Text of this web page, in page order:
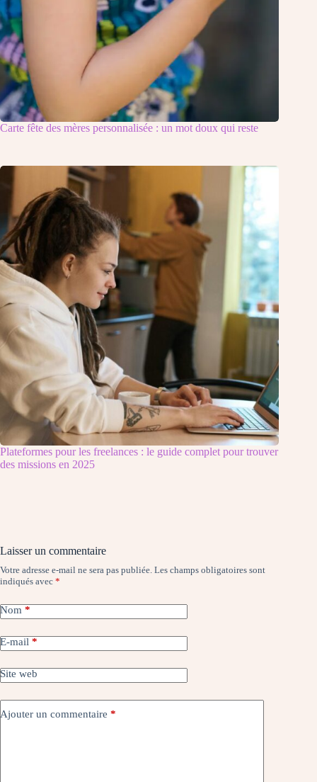
Carte fête des mères personnalisée : un mot doux qui reste
Plateformes pour les freelances : le guide complet pour trouver
des missions en 2025
Laisser un commentaire
Votre adresse e-mail ne sera pas publiée. Les champs obligatoires sont
indiqués avec *
Nom *
E-mail *
Site web
Ajouter un commentaire *